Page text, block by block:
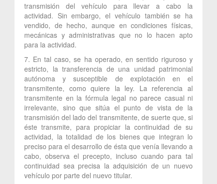
transmisión del vehículo para llevar a cabo la
actividad. Sin embargo, el vehículo también se ha
vendido, de hecho, aunque en condiciones físicas,
mecánicas y administrativas que no lo hacen apto
para la actividad.
7. En tal caso, se ha operado, en sentido riguroso y
estricto, la transferencia de una unidad patrimonial
autónoma y susceptible de explotación en el
transmitente, como quiere la ley. La referencia al
transmitente en la fórmula legal no parece casual ni
irrelevante, sino que sitúa el punto de vista de la
transmisión del lado del transmitente, de suerte que, si
éste transmite, para propiciar la continuidad de su
actividad, la totalidad de los bienes que integran lo
preciso para el desarrollo de ésta que venía llevando a
cabo, observa el precepto, incluso cuando para tal
continuidad sea precisa la adquisición de un nuevo
vehículo por parte del nuevo titular.